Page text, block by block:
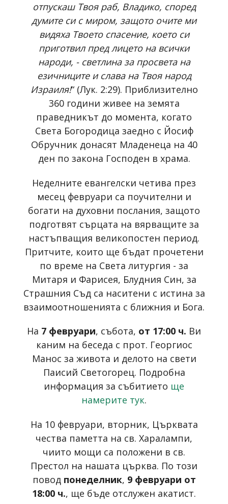
отпускаш Твоя раб, Владико, според
думите си с миром, защото очите ми
видяха Твоето спасение, което си
приготвил пред лицето на всички
народи, - светлина за просвета на
езичниците и слава на Твоя народ
Израиля!“ (Лук. 2:29). Приблизително
360 години живее на земята
праведникът до момента, когато
Света Богородица заедно с Йосиф
Обручник донасят Младенеца на 40
ден по закона Господен в храма.
Неделните евангелски четива през
месец февруари са поучителни и
богати на духовни послания, защото
подготвят сърцата на вярващите за
настъпващия великопостен период.
Притчите, които ще бъдат прочетени
по време на Света литургия - за
Митаря и Фарисея, Блудния Син, за
Страшния Съд са наситени с истина за
взаимоотношенията с ближния и Бога.
На 7 февруари, събота, от 17:00 ч. Ви
каним на беседа с прот. Георгиос
Манос за живота и делото на свети
Паисий Светогорец. Подробна
информация за събитието ще
намерите тук.
На 10 февруари, вторник, Църквата
чества паметта на св. Харалампи,
чиито мощи са положени в св.
Престол на нашата църква. По този
повод понеделник, 9 февруари от
18:00 ч., ще бъде отслужен акатист.